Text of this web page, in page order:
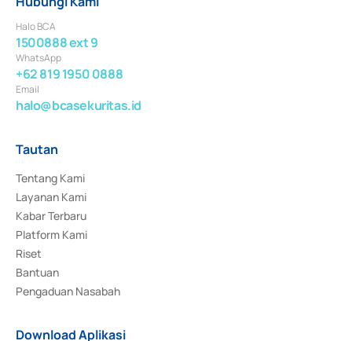
Halo BCA
1500888 ext 9
WhatsApp
+62 819 1950 0888
Email
halo@bcasekuritas.id
Tautan
Tentang Kami
Layanan Kami
Kabar Terbaru
Platform Kami
Riset
Bantuan
Pengaduan Nasabah
Download Aplikasi